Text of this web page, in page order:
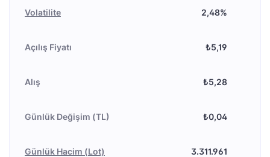
Volatilite 2,48%
Açılış Fiyatı ₺5,19
Alış ₺5,28
Günlük Değişim (TL) ₺0,04
Günlük Hacim (Lot) 3.311.961